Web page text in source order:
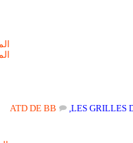
LES GRILLES
,
ATD DE BB